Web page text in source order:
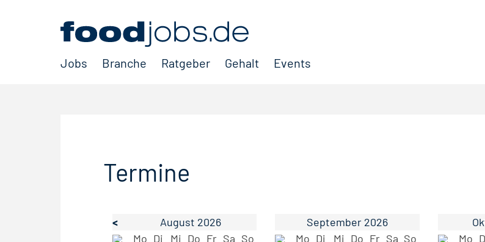
Jobs Branche Ratgeber Gehalt Events
Termine
<
August 2026
Mo Di Mi Do Fr Sa So
September 2026
Mo Di Mi Do Fr Sa So
Mo